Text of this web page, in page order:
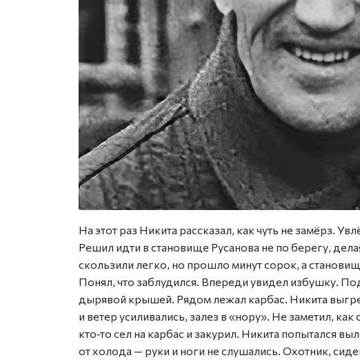
На этот раз Никита рассказал, как чуть не замёрз.
Решил идти в становище Русанова не по берегу,
скользили легко, но прошло минут сорок, а
Понял, что заблудился. Впереди увидел избушку.
дырявой крышей. Рядом лежал карбас. Никита
и ветер усиливались, залез в «нору». Не заметил,
кто‑то сел на карбас и закурил. Никита попытался
от холода — руки и ноги не слушались. Охотник,